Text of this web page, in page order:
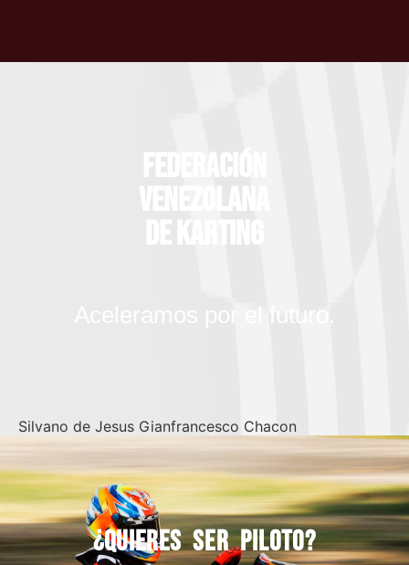
Silvano de Jesus Gianfrancesco Chacon
¿Quieres ser piloto?